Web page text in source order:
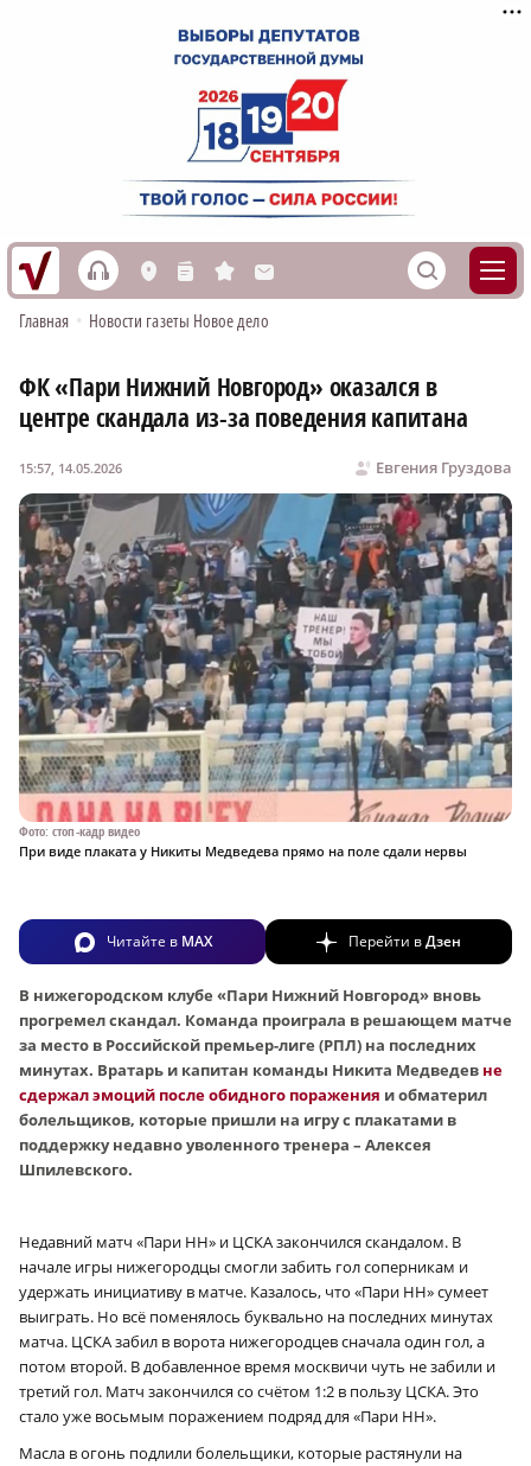
h L n s M S
Главная • Новости газеты Новое дело
ФК «Пари Нижний Новгород» оказался в
центре скандала из-за поведения капитана
Евгения Груздова
15:57, 14.05.2026
Фото: стоп-кадр видео
При виде плаката у Никиты Медведева прямо на поле сдали нервы
Читайте в MAX Перейти вДзен
В нижегородском клубе «Пари Нижний Новгород» вновь
прогремел скандал. Команда проиграла в решающем матче
за место в Российской премьер-лиге (РПЛ) на последних
минутах. Вратарь и капитан команды Никита Медведев не
сдержал эмоций после обидного поражения и обматерил
болельщиков, которые пришли на игру с плакатами в
поддержку недавно уволенного тренера – Алексея
Шпилевского.
Недавний матч «Пари НН» и ЦСКА закончился скандалом. В
начале игры нижегородцы смогли забить гол соперникам и
удержать инициативу в матче. Казалось, что «Пари НН» сумеет
выиграть. Но всё поменялось буквально на последних минутах
матча. ЦСКА забил в ворота нижегородцев сначала один гол, а
потом второй. В добавленное время москвичи чуть не забили и
третий гол. Матч закончился со счётом 1:2 в пользу ЦСКА. Это
стало уже восьмым поражением подряд для «Пари НН».
Масла в огонь подлили болельщики, которые растянули на